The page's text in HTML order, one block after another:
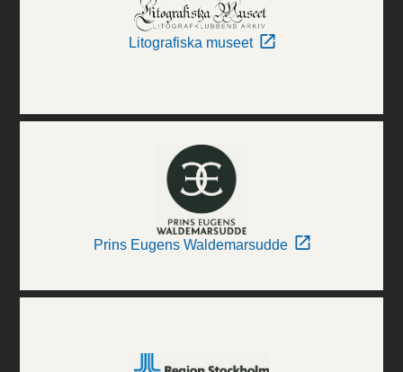
Litografiska museet
Prins Eugens Waldemarsudde